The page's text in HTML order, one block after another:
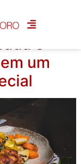
e
um